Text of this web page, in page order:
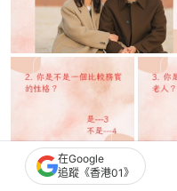
在Google
追蹤《香港01》